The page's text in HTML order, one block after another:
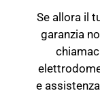
Se allora il
garanzia
e